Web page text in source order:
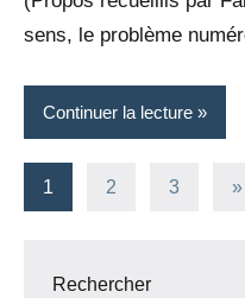
sens, le problème
Continuer la lecture
Pagination
publications
1 2 3 »
Rechercher